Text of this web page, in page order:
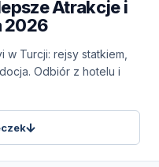
Atrakcje i
2026
Turcji: rejsy statkiem,
Odbiór z hotelu i